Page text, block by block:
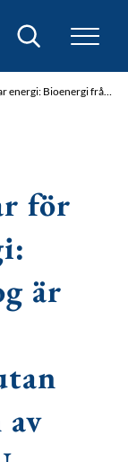
Sök
utan kan öka utsläppen av koldioxid inom EU
för
är
av